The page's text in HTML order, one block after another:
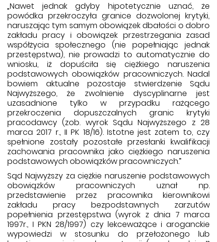
„Nawet jednak gdyby hipotetycznie uznać, że
powódka przekroczyła granice dozwolonej krytyki,
naruszając tym samym obowiązek dbałości o dobro
zakładu pracy i obowiązek przestrzegania zasad
współżycia społecznego (nie popełniając jednak
przestępstwa), nie prowadzi to automatycznie do
wniosku, iż dopuściła się ciężkiego naruszenia
podstawowych obowiązków pracowniczych. Nadal
bowiem aktualne pozostaje stwierdzenie Sądu
Najwyższego, że zwolnienie dyscyplinarne jest
uzasadnione tylko w przypadku rażącego
przekroczenia dopuszczalnych granic krytyki
pracodawcy (zob. wyrok Sądu Najwyższego z 28
marca 2017 r., II PK 18/16). Istotne jest zatem to, czy
spełnione zostały pozostałe przesłanki kwalifikacji
zachowania pracownika jako ciężkiego naruszenia
podstawowych obowiązków pracowniczych.”
Sąd Najwyższy za ciężkie naruszenie podstawowych
obowiązków pracowniczych uznał np.
przedstawienie przez pracownika kierownikowi
zakładu pracy bezpodstawnych zarzutów
popełnienia przestępstwa (wyrok z dnia 7 marca
1997r., I PKN 28/1997) czy lekceważące i aroganckie
wypowiedzi w stosunku do przełożonego lub